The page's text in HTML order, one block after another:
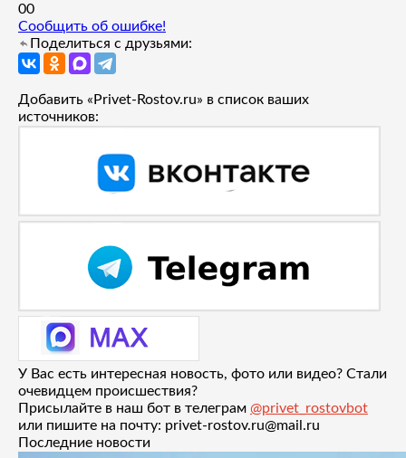
00
Сообщить об ошибке!
Поделиться с друзьями:
Добавить «Privet-Rostov.ru» в список ваших
источников:
У Вас есть интересная новость, фото или видео? Стали
очевидцем происшествия?
Присылайте в наш бот в телеграм @privet_rostovbot
или пишите на почту: privet-rostov.ru@mail.ru
Последние новости